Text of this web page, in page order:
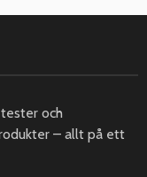
och
– allt på ett